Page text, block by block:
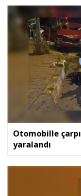
Otomobille
yaralandı